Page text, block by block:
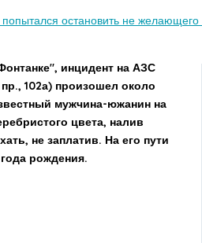
инцидент на АЗС
102а) произошел около
мужчина-южанин на
цвета, налив
не заплатив. На его пути
рождения.